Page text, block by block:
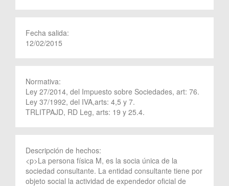
Fecha salida:
12/02/2015
Normativa:
Ley 27/2014, del Impuesto sobre Sociedades, art: 76.
Ley 37/1992, del IVA,arts: 4,5 y 7.
TRLITPAJD, RD Leg, arts: 19 y 25.4.
Descripción de hechos:
<p>La persona física M, es la socia única de la
sociedad consultante. La entidad consultante tiene por
objeto social la actividad de expendedor oficial de